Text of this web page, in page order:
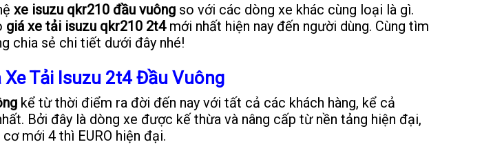
xe isuzu qkr210 đầu vuông so với các dòng xe khác cùng loại là gì.
giá xe tải isuzu qkr210 2t4mới nhất hiện nay đến người dùng. Cùng tìm
chia sẻ chi tiết dưới đây nhé!
Tải Isuzu 2t4 Đầu Vuông
kể từ thời điểm ra đời đến nay với tất cả các khách hàng, kể cả
Bởi đây là dòng xe được kế thừa và nâng cấp từ nền tảng hiện đại,
mới 4 thì EURO hiện đại.